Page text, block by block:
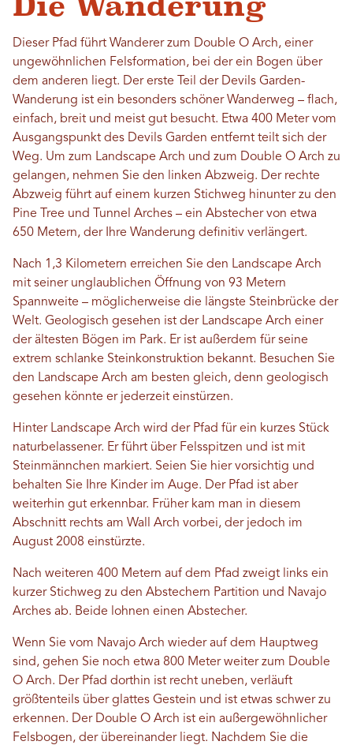
Dieser Pfad führt Wanderer zum Double O Arch, einer
ungewöhnlichen Felsformation, bei der ein Bogen über
dem anderen liegt. Der erste Teil der Devils Garden-
Wanderung ist ein besonders schöner Wanderweg – flach,
einfach, breit und meist gut besucht. Etwa 400 Meter vom
Ausgangspunkt des Devils Garden entfernt teilt sich der
Weg. Um zum Landscape Arch und zum Double O Arch zu
gelangen, nehmen Sie den linken Abzweig. Der rechte
Abzweig führt auf einem kurzen Stichweg hinunter zu den
Pine Tree und Tunnel Arches – ein Abstecher von etwa
650 Metern, der Ihre Wanderung definitiv verlängert.
Nach 1,3 Kilometern erreichen Sie den Landscape Arch
mit seiner unglaublichen Öffnung von 93 Metern
Spannweite – möglicherweise die längste Steinbrücke der
Welt. Geologisch gesehen ist der Landscape Arch einer
der ältesten Bögen im Park. Er ist außerdem für seine
extrem schlanke Steinkonstruktion bekannt. Besuchen Sie
den Landscape Arch am besten gleich, denn geologisch
gesehen könnte er jederzeit einstürzen.
Hinter Landscape Arch wird der Pfad für ein kurzes Stück
naturbelassener. Er führt über Felsspitzen und ist mit
Steinmännchen markiert. Seien Sie hier vorsichtig und
behalten Sie Ihre Kinder im Auge. Der Pfad ist aber
weiterhin gut erkennbar. Früher kam man in diesem
Abschnitt rechts am Wall Arch vorbei, der jedoch im
August 2008 einstürzte.
Nach weiteren 400 Metern auf dem Pfad zweigt links ein
kurzer Stichweg zu den Abstechern Partition und Navajo
Arches ab. Beide lohnen einen Abstecher.
Wenn Sie vom Navajo Arch wieder auf dem Hauptweg
sind, gehen Sie noch etwa 800 Meter weiter zum Double
O Arch. Der Pfad dorthin ist recht uneben, verläuft
größtenteils über glattes Gestein und ist etwas schwer zu
erkennen. Der Double O Arch ist ein außergewöhnlicher
Felsbogen, der übereinander liegt. Nachdem Sie die